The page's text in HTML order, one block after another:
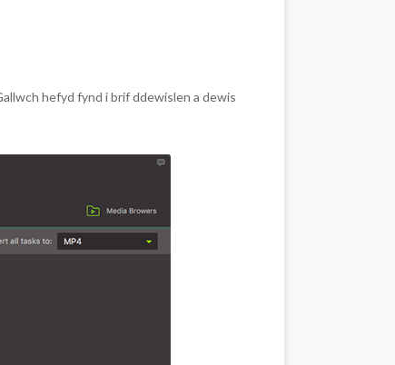
hefyd fynd i brif ddewislen a dewis